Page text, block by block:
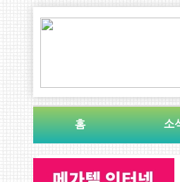
홈 소
Sketchbook5, 스케
Sketchbook5, 스
Sketchbook5, 스케
Sketchbook5, 스